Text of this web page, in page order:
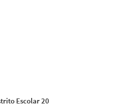
Escolar 20